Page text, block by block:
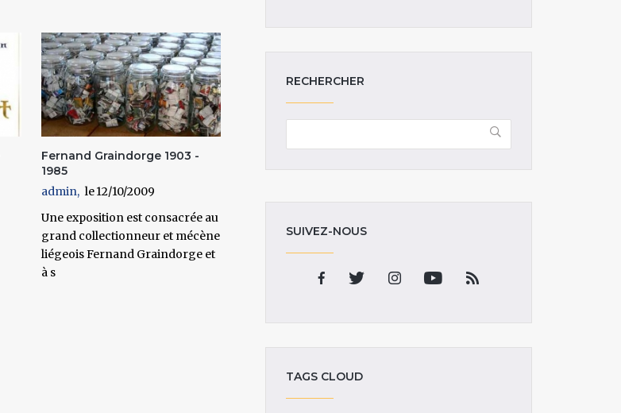
Fernand Graindorge 1903 -
1985
admin
12/10/2009
Une exposition est consacrée au
grand collectionneur et mécène
liégeois Fernand Graindorge et
à s
RECHERCHER
SUIVEZ-NOUS
TAGS CLOUD